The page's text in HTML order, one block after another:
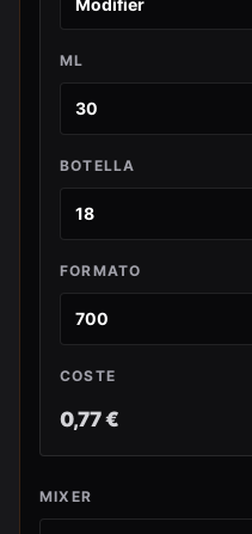
ML
BOTELLA
FORMATO
COSTE
0,77 €
MIXER